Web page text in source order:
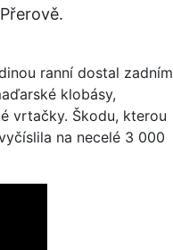
ranní dostal zadním
klobásy,
vrtačky. Škodu, kterou
na necelé 3 000